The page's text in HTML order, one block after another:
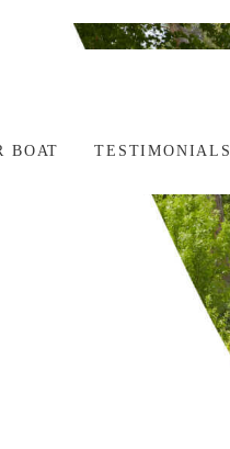
BOAT TESTIMONIALS